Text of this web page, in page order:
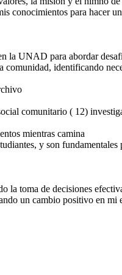
conocimientos para
UNAD para abordar
identificando
comunitario ( 12)
mientras camina
y son
la toma de decisiones
un cambio positivo en mi